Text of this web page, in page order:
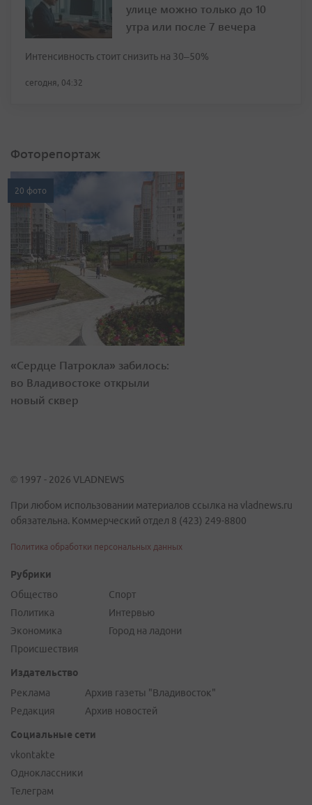
улице можно только до 10
утра или после 7 вечера
Интенсивность стоит снизить на 30–50%
сегодня, 04:32
Фоторепортаж
20 фото
«Сердце Патрокла» забилось:
во Владивостоке открыли
новый сквер
© 1997 - 2026 VLADNEWS
При любом использовании материалов ссылка на vladnews.ru
обязательна. Коммерческий отдел 8 (423) 249-8800
Политика обработки персональных данных
Рубрики
Общество
Политика
Экономика
Происшествия
Спорт
Интервью
Город на ладони
Издательство
Реклама
Редакция
Архив газеты "Владивосток"
Архив новостей
Социальные сети
vkontakte
Одноклассники
Телеграм